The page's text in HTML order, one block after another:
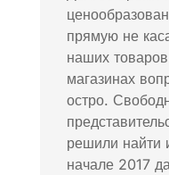
прямую не
наших
магазинах
остро.
решили найти
начале 2017